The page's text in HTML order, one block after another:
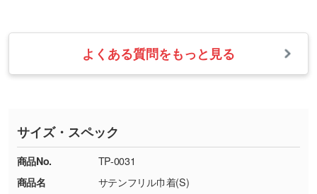
・1色印刷でグラデーションや濃淡を表現した
い
す。→詳しく見る
・コーポレートカラーを使って印刷したい／印
刷色にこだわりがある
また、お選びいただいた印刷色が本体色に合わ
ない場合や仕上がりに影響しそうな場合は、ス
タッフから別の色をご案内することもございま
・お届け時に商品が損傷・故障している場合
・ご注文と異なる商品が届いた場合
・印刷不良があった場合
※詳しくは「商品の良品基準について
ください。
【返品・交換ができない場合】
業日以内に担当スタッフよりメールにてご連絡
いたします。
お急ぎの場合はお電話でのご質問も受け付けて
TEL：0422-29-9911 営業時間10:00～
18:00(土日祝日除く)
よくある質問をもっと見る
サイズ・スペック
商品No.
TP-0031
商品名
サテンフリル巾着(S)